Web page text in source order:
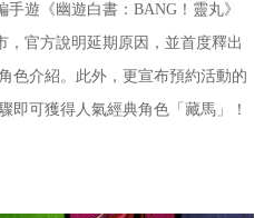
遊《幽遊白書：BANG！靈丸》
，官方說明延期原因，並首度釋出
色介紹。此外，更宣布預約活動的
即可獲得人氣經典角色「藏馬」！